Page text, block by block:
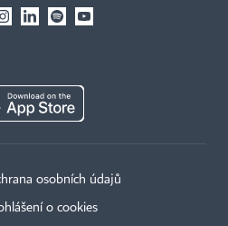
osobních údajů
o cookies